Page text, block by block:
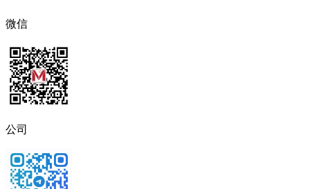
微信
公司